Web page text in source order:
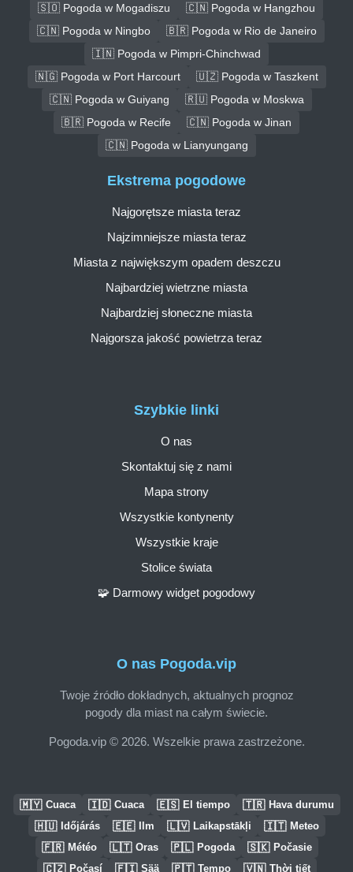
🇸🇴 Pogoda w Mogadiszu
🇨🇳 Pogoda w Hangzhou
🇨🇳 Pogoda w Ningbo
🇧🇷 Pogoda w Rio de Janeiro
🇮🇳 Pogoda w Pimpri-Chinchwad
🇳🇬 Pogoda w Port Harcourt
🇺🇿 Pogoda w Taszkent
🇨🇳 Pogoda w Guiyang
🇷🇺 Pogoda w Moskwa
🇧🇷 Pogoda w Recife
🇨🇳 Pogoda w Jinan
🇨🇳 Pogoda w Lianyungang
O nas Pogoda.vip
Twoje źródło dokładnych, aktualnych prognoz
pogody dla miast na całym świecie.
Pogoda.vip © 2026. Wszelkie prawa zastrzeżone.
Szybkie linki
O nas
Skontaktuj się z nami
Mapa strony
Wszystkie kontynenty
Wszystkie kraje
Stolice świata
🧩 Darmowy widget pogodowy
Ekstrema pogodowe
Najgorętsze miasta teraz
Najzimniejsze miasta teraz
Miasta z największym opadem deszczu
Najbardziej wietrzne miasta
Najbardziej słoneczne miasta
Najgorsza jakość powietrza teraz
🇲🇾 Cuaca 🇮🇩 Cuaca 🇪🇸 El tiempo 🇹🇷 Hava durumu
🇭🇺 Időjárás 🇪🇪 Ilm 🇱🇻 Laikapstākļi 🇮🇹 Meteo
🇫🇷 Météo 🇱🇹 Oras 🇵🇱 Pogoda 🇸🇰 Počasie
🇨🇿 Počasí 🇫🇮 Sää 🇵🇹 Tempo 🇻🇳 Thời tiết